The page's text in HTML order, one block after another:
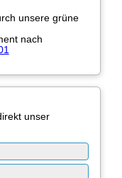
unsere grüne
nach
unser